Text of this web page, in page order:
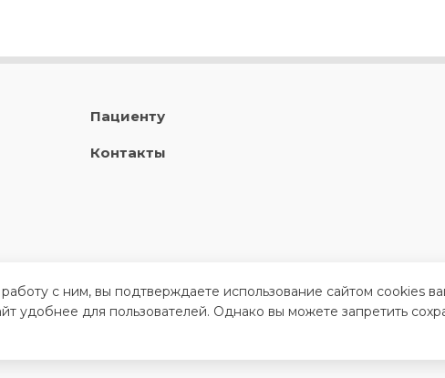
Пациенту
Контакты
с ним, вы подтверждаете использование сайтом cookies
удобнее для пользователей. Однако вы можете запретить